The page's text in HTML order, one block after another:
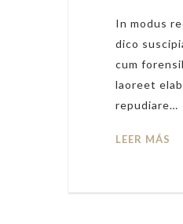
In modus
dico
cum
laoreet
repudiare…
LEER MÁS